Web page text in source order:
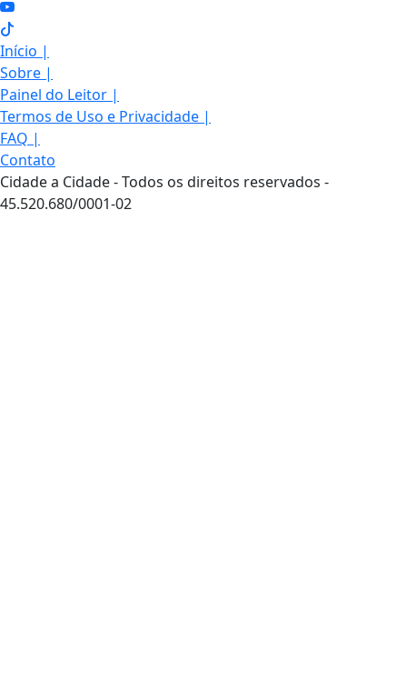
Início |
Sobre |
Painel do Leitor |
Termos de Uso e Privacidade |
FAQ |
Contato
Cidade a Cidade - Todos os direitos reservados -
45.520.680/0001-02